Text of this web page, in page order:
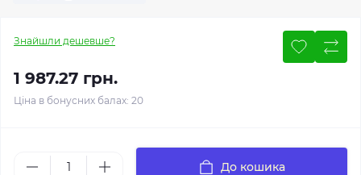
Знайшли дешевше?
1 987.27 грн.
Ціна в бонусних балах: 20
До кошика